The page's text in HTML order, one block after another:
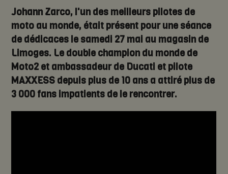
Johann Zarco, l'un des meilleurs pilotes de
moto au monde, était présent pour une séance
de dédicaces le samedi 27 mai au magasin de
Limoges. Le double champion du monde de
Moto2 et ambassadeur de Ducati et pilote
MAXXESS depuis plus de 10 ans a attiré plus de
3 000 fans impatients de le rencontrer.